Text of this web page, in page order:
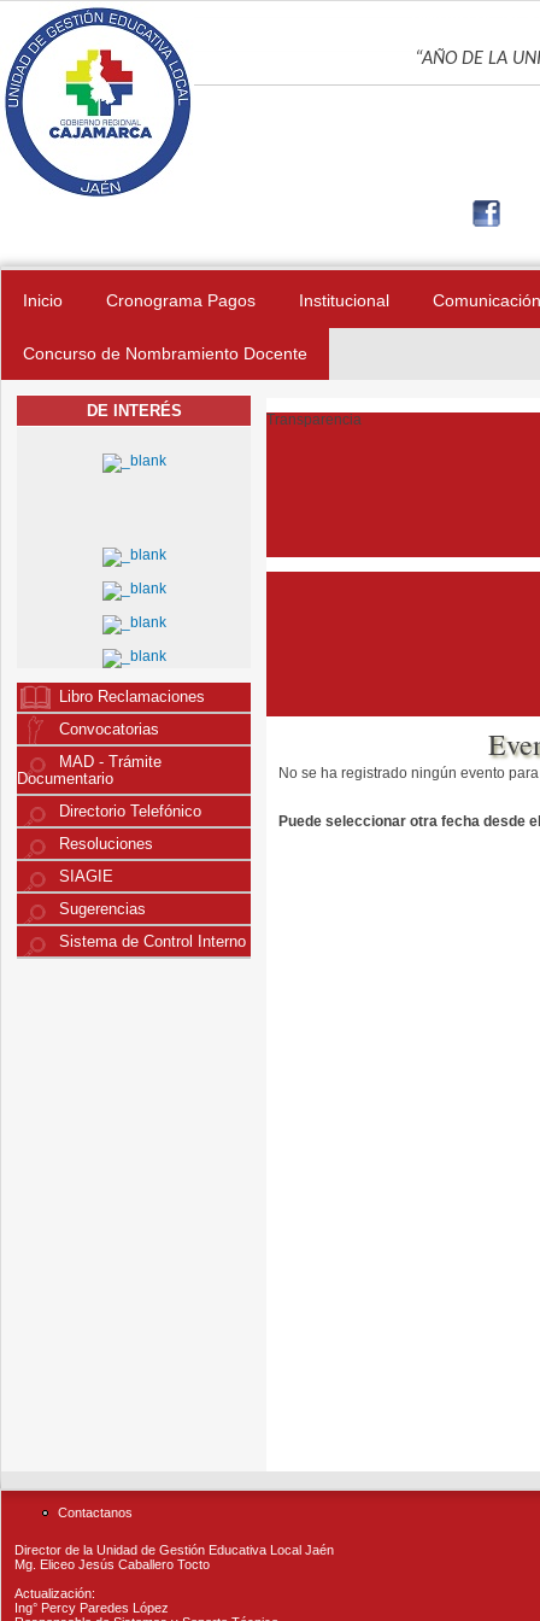
Pasar al contenido principal
“AÑO DE LA
Inicio Cronograma Pagos Institucional Comunicación
Concurso de Nombramiento Docente
DE INTERÉS
Libro Reclamaciones
Convocatorias
MAD - Trámite
Documentario
Directorio Telefónico
Resoluciones
SIAGIE
Sugerencias
Sistema de Control Interno
Transparencia
No se ha registrado ningún evento
Puede seleccionar otra fecha desde
Contactanos
Director de la Unidad de Gestión Educativa Local Jaén
Mg. Eliceo Jesús Caballero Tocto
Actualización:
Ing° Percy Paredes López